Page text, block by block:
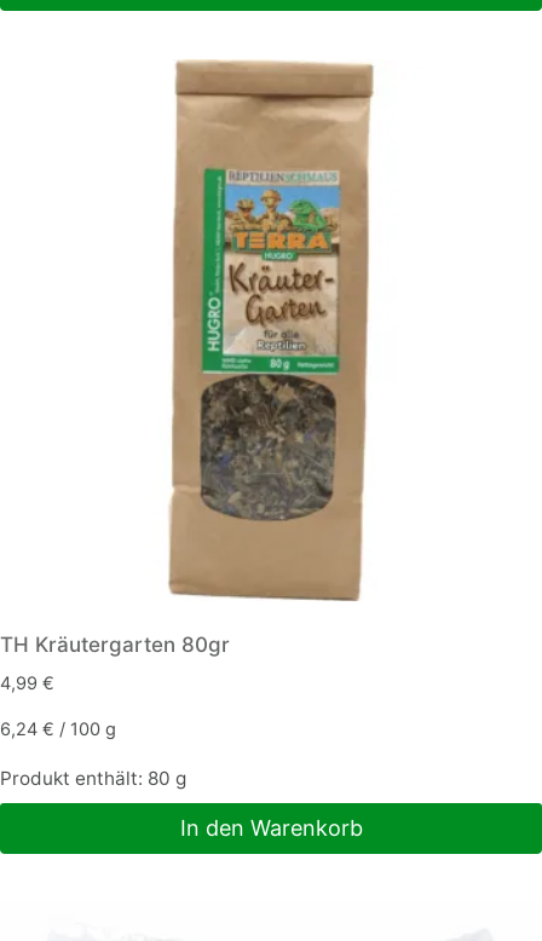
TH Kräutergarten 80gr
4,99 €
6,24 € / 100 g
Produkt enthält: 80 g
In den Warenkorb